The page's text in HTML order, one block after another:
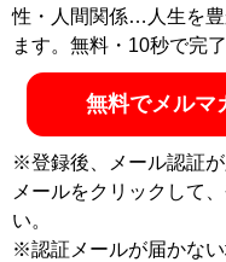
性・人間関係…人生を
ます。無料・10秒で完了
無料でメル
※登録後、メール認証
メールをクリックして
い。
※認証メールが届かな